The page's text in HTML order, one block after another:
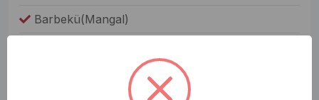
Barbekü(Mangal)